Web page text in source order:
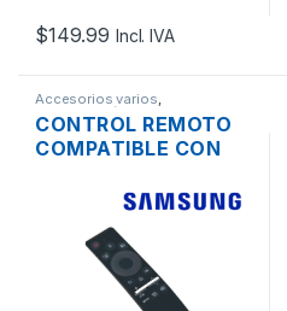
$149.99 Incl. IVA
Accesorios varios
Computación
CONTROL REMOTO
COMPATIBLE CON
01354A SMART TV
4K BT COMANDO DE